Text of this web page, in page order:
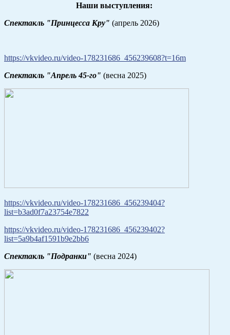
Наши выступления:
Спектакль "Принцесса Кру" (апрель 2026)
https://vkvideo.ru/video-178231686_456239608?t=16m
Спектакль "Апрель 45-го" (весна 2025)
https://vkvideo.ru/video-178231686_456239404?
list=b3ad0f7a23754e7822
https://vkvideo.ru/video-178231686_456239402?
list=5a9b4af1591b9e2bb6
Спектакль "Подранки" (весна 2024)